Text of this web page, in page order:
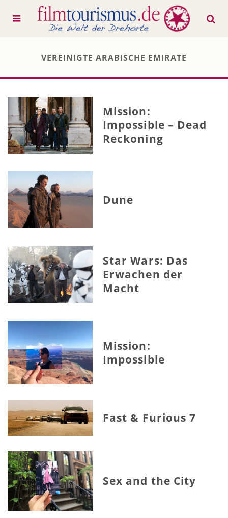
VEREINIGTE ARABISCHE EMIRATE
Mission:
Impossible – Dead
Reckoning
Dune
Star Wars: Das
Erwachen der
Macht
Mission:
Impossible
Fast & Furious 7
Sex and the City